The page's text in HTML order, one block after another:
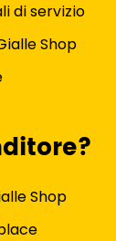
di servizio
Shop
Shop